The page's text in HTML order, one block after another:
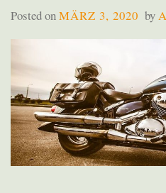
Posted onMÄRZ 3, 2020 by